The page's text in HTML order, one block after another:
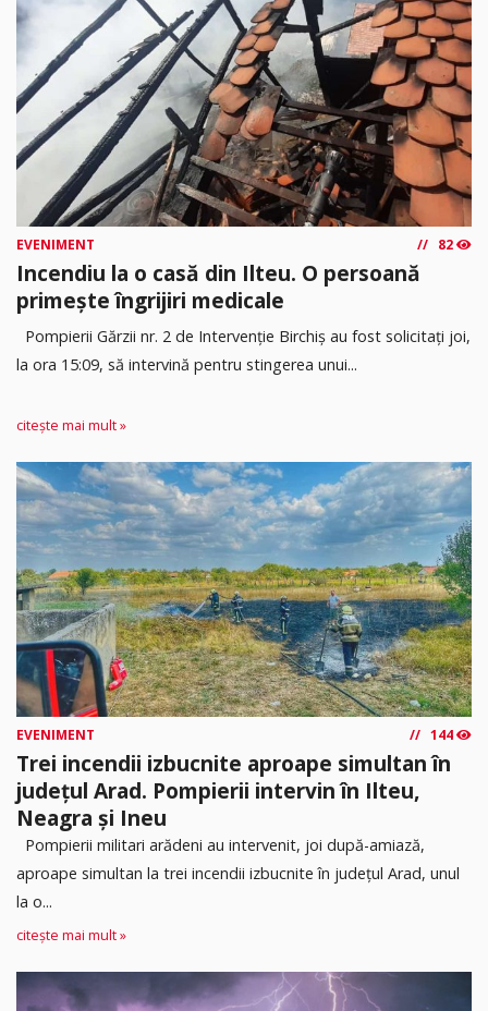
EVENIMENT 82
Incendiu la o casă din Ilteu. O persoană
primește îngrijiri medicale
Pompierii Gărzii nr. 2 de Intervenție Birchiș au fost solicitați joi,
la ora 15:09, să intervină pentru stingerea unui...
citește mai mult »
EVENIMENT 144
Trei incendii izbucnite aproape simultan în
județul Arad. Pompierii intervin în Ilteu,
Neagra și Ineu
Pompierii militari arădeni au intervenit, joi după-amiază,
aproape simultan la trei incendii izbucnite în județul Arad, unul
la o...
citește mai mult »